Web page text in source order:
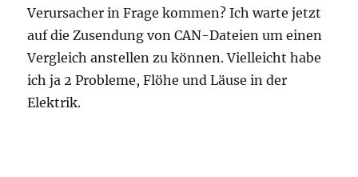
Verursacher in Frage kommen? Ich warte jetzt
auf die Zusendung von CAN-Dateien um einen
Vergleich anstellen zu können. Vielleicht habe
ich ja 2 Probleme, Flöhe und Läuse in der
Elektrik.